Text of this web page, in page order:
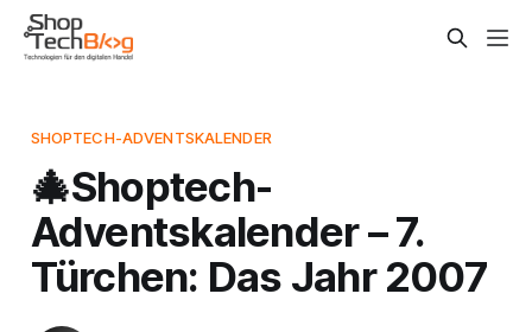
SHOPTECH-ADVENTSKALENDER
🎄Shoptech-
Adventskalender – 7.
Türchen: Das Jahr 2007